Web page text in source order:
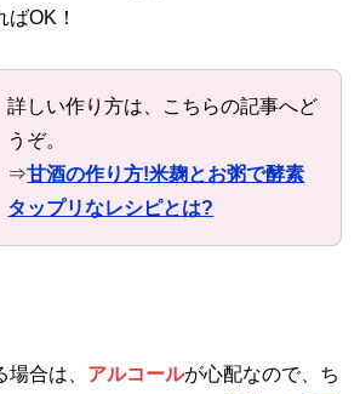
ばOK！
詳しい作り方は、こちらの記事へど
うぞ。
⇒甘酒の作り方!米麹とお粥で酵素
タップリなレシピとは?
場合は、 アルコールが心配なので、ち